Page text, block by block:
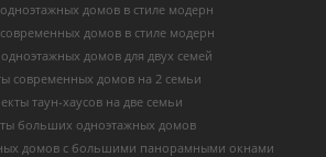
домов в стиле модерн
домов в стиле модерн
домов для двух семей
современных домов на 2 семьи
таун-хаусов на две семьи
больших одноэтажных домов
домов с большими панорамными окнами